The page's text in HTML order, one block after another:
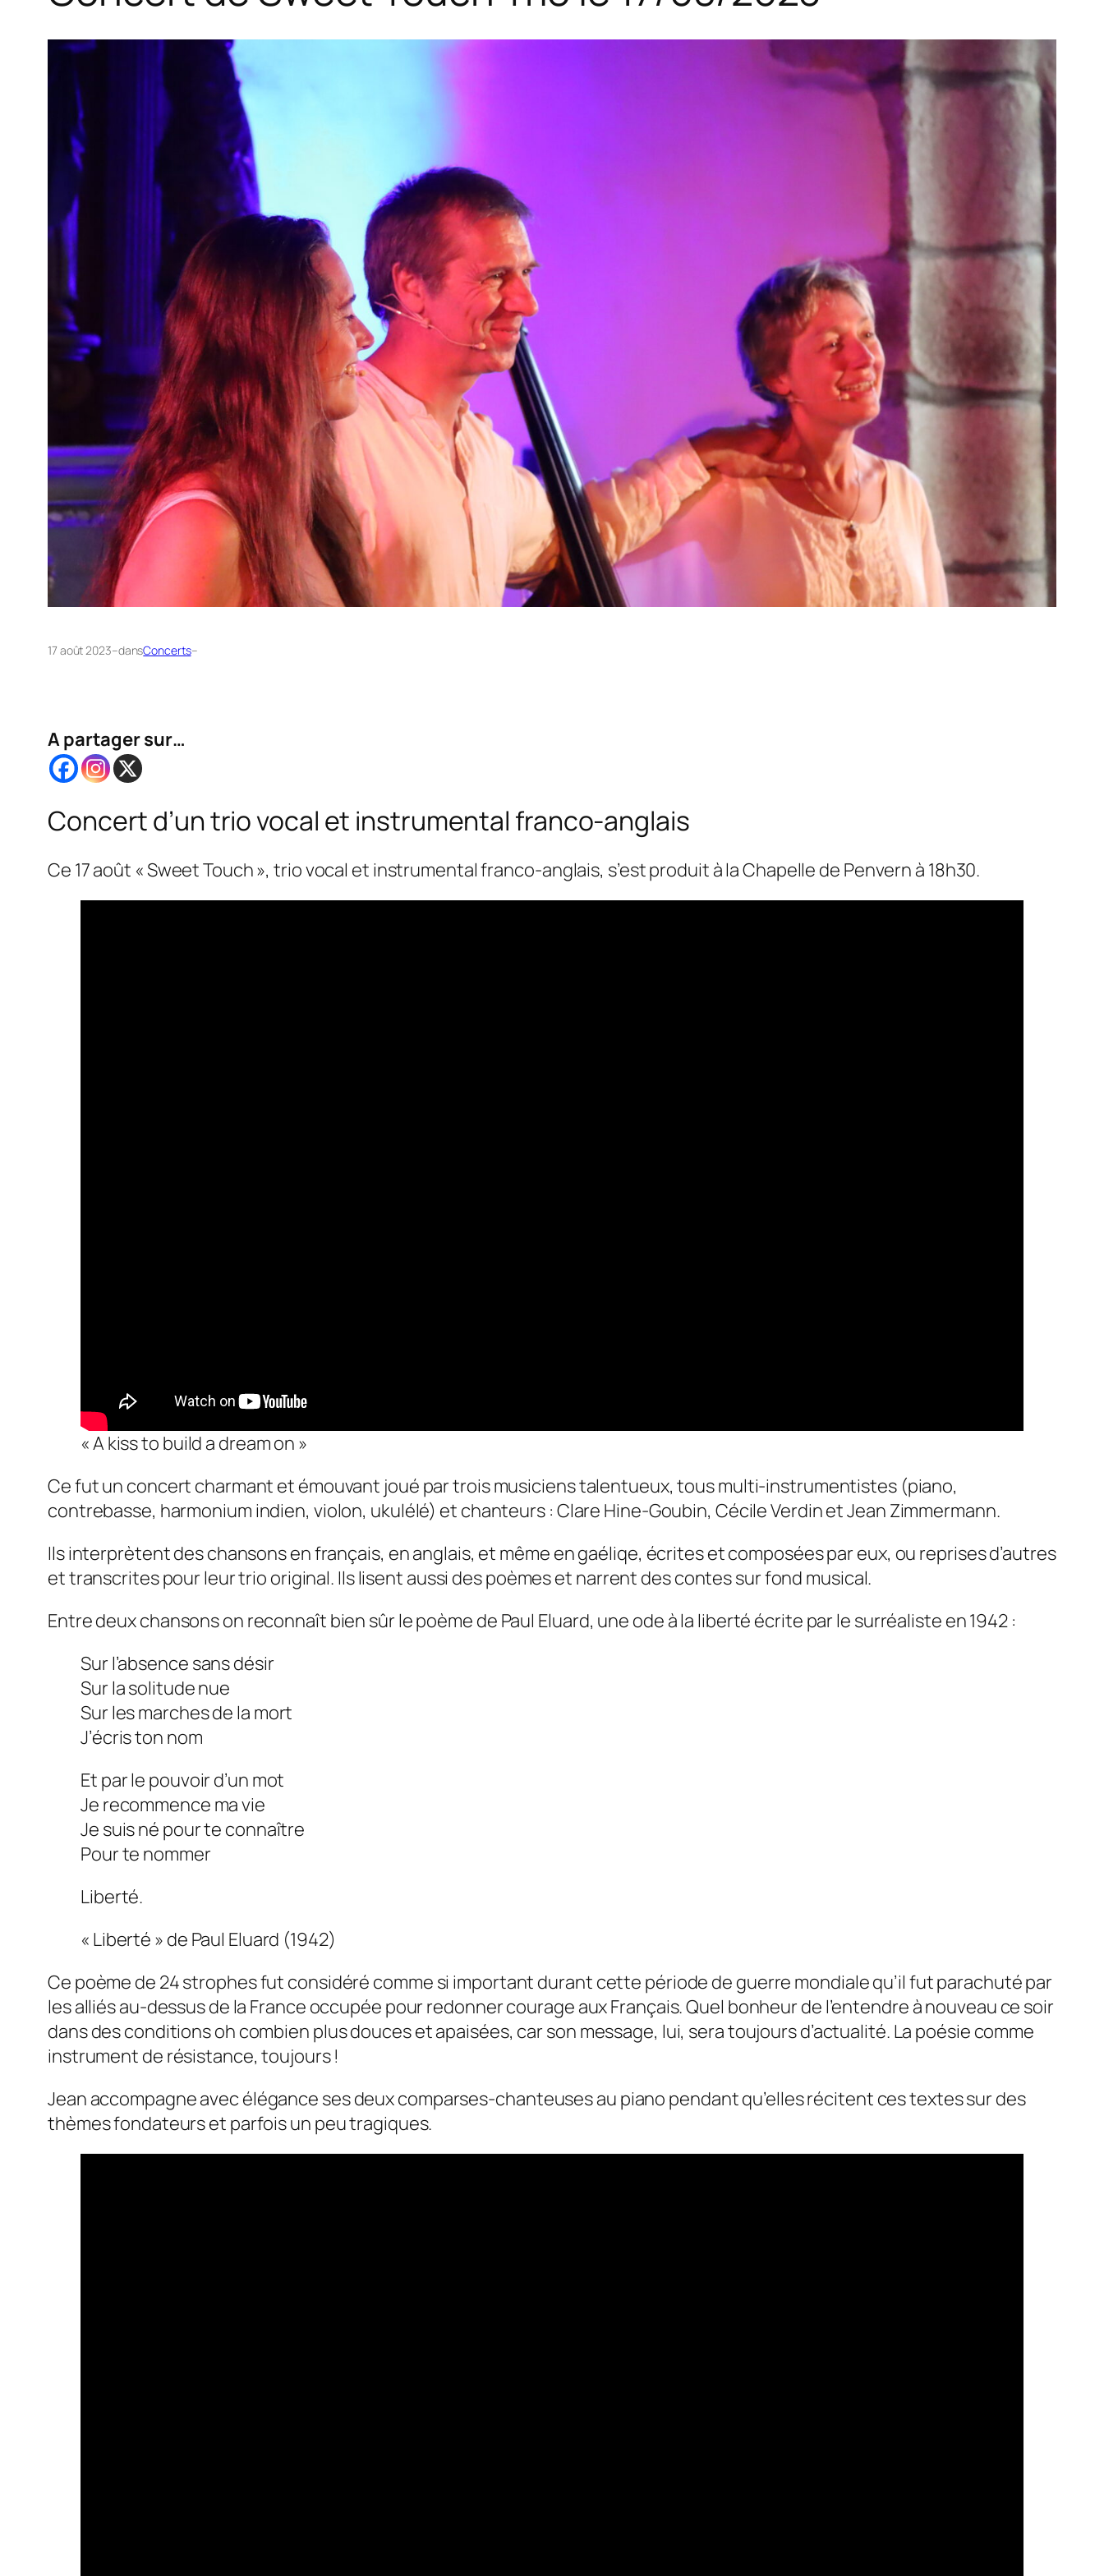
17 août 2023–dansConcerts–
A partager sur…
Concert d’un trio vocal et instrumental franco-anglais
Ce 17 août « Sweet Touch », trio vocal et instrumental franco-anglais, s’est produit à la Chapelle de Penvern à 18h30.
« A kiss to build a dream on »
Ce fut un concert charmant et émouvant joué par trois musiciens talentueux, tous multi-instrumentistes (piano,
contrebasse, harmonium indien, violon, ukulélé) et chanteurs : Clare Hine-Goubin, Cécile Verdin et Jean Zimmermann.
Ils interprètent des chansons en français, en anglais, et même en gaéliqe, écrites et composées par eux, ou reprises d’autres
et transcrites pour leur trio original. Ils lisent aussi des poèmes et narrent des contes sur fond musical.
Entre deux chansons on reconnaît bien sûr le poème de Paul Eluard, une ode à la liberté écrite par le surréaliste en 1942 :
Sur l’absence sans désir
Sur la solitude nue
Sur les marches de la mort
J’écris ton nom
Et par le pouvoir d’un mot
Je recommence ma vie
Je suis né pour te connaître
Pour te nommer
Liberté.
« Liberté » de Paul Eluard (1942)
Ce poème de 24 strophes fut considéré comme si important durant cette période de guerre mondiale qu’il fut parachuté par
les alliés au-dessus de la France occupée pour redonner courage aux Français. Quel bonheur de l’entendre à nouveau ce soir
dans des conditions oh combien plus douces et apaisées, car son message, lui, sera toujours d’actualité. La poésie comme
instrument de résistance, toujours !
Jean accompagne avec élégance ses deux comparses-chanteuses au piano pendant qu’elles récitent ces textes sur des
thèmes fondateurs et parfois un peu tragiques.